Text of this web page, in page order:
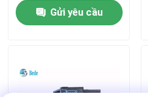
Blog
Đầu nối hàng không GX
Gửi yêu cầu